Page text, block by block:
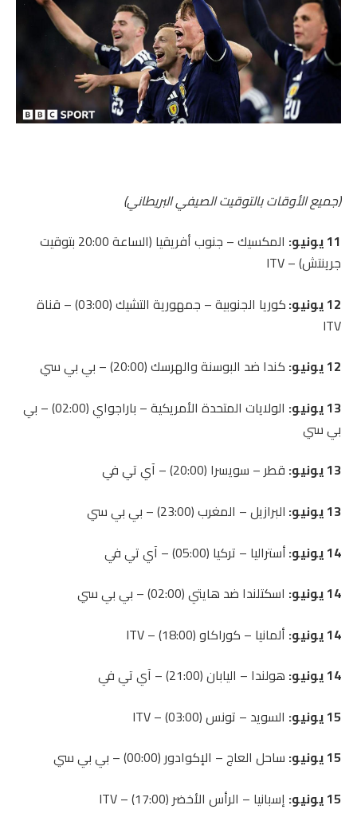
(جميع الأوقات بالتوقيت الصيفي البريطاني)
11 يونيو:
المكسيك – جنوب أفريقيا (الساعة 20:00 بتوقيت
جرينتش) – ITV
12 يونيو:
كوريا الجنوبية – جمهورية التشيك (03:00) – قناة
ITV
12 يونيو:
كندا ضد البوسنة والهرسك (20:00) – بي بي سي
13 يونيو:
الولايات المتحدة الأمريكية – باراجواي (02:00) – بي
بي سي
13 يونيو:
قطر – سويسرا (20:00) – آي تي ​​في
13 يونيو:
البرازيل – المغرب (23:00) – بي بي سي
14 يونيو:
أستراليا – تركيا (05:00) – آي تي ​​في
14 يونيو:
اسكتلندا ضد هايتي (02:00) – بي بي سي
14 يونيو:
ألمانيا – كوراكاو (18:00) – ITV
14 يونيو:
هولندا – اليابان (21:00) – آي تي ​​في
15 يونيو:
السويد – تونس (03:00) – ITV
15 يونيو:
ساحل العاج – الإكوادور (00:00) – بي بي سي
15 يونيو:
إسبانيا – الرأس الأخضر (17:00) – ITV